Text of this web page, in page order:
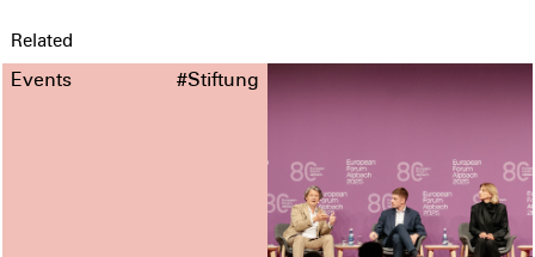
Related
Events #Stiftung